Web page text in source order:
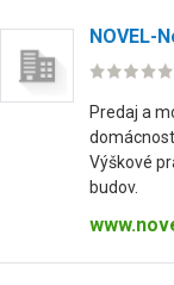
NOVEL-
Predaj a
Výškové
budov.